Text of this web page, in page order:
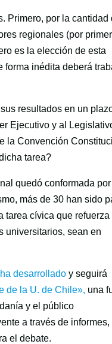
Primero, por la cantidad
regionales (por
es la elección de esta
forma inédita deberá
resultados en un
Ejecutivo y al
la Convención
tarea?
quedó conformada
más de 30 han sido
cívica que refuerza
universitarios, sean en
desarrolladoy seguirá
de la U. de Chile», una
y el público
a través de informes,
el debate.